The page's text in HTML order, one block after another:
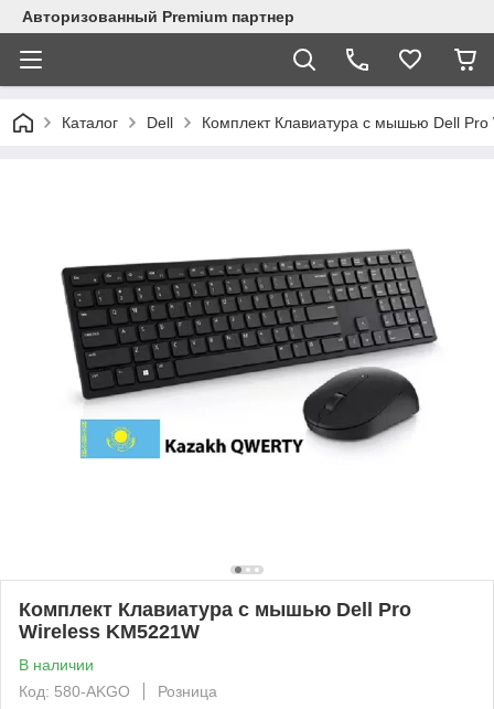
Авторизованный Premium партнер
Каталог Dell Комплект Клавиатура с мышью Dell Pro
Комплект Клавиатура с мышью Dell Pro
Wireless KM5221W
В наличии
Код: 580-AKGO
Розница